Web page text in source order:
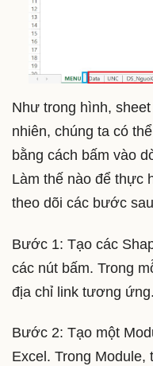
Như trong hình,
nhiên, chúng ta có
bằng cách bấm vào
Làm thế nào để thực
theo dõi các bước
Bước 1: Tạo các
các nút bấm. Trong
địa chỉ link tương ứng.
Bước 2: Tạo một
Excel. Trong Module,